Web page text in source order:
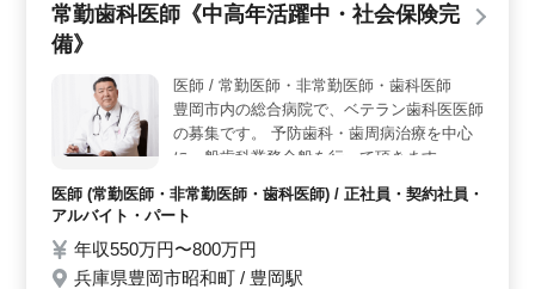
のキャリアを築くことができます。 ＜安定した働き
方＞ 週休2日制や残業が少なめで、長期の雇用が見込ま
かる負担が軽減されます。これにより、安定した働き方
が実現可能です。さらに、雇用や労災、健康、厚生など
の福利厚生も整っています。 ＜中高年の活躍推進
＞ 50代以上の方々の積極的な採用を行っており、中高
平均年齢が45.2歳と、経験豊富な方々が多く在籍してお
り、経験を共有しながら成長できる環境が整っていま
す。
常勤歯科医師《中高年活躍中・社会保険完
備》
医師 / 常勤医師・非常勤医師・歯科医師
豊岡市内の総合病院で、ベテラン歯科医医師
の募集です。 予防歯科・歯周病治療を中心
に一般歯科業務全般を行って頂きます。 週
日8時間程度勤務可能な常勤希望の方も歓迎
です。 〜業務内容〜(保険診療中心)〜 ☆歯
周病治療 ☆予防歯科 ・虫歯、歯周病検診、
唾液検査 ・セルフケア、ブラッシング指導
医師 (常勤医師・非常勤医師・歯科医師) / 正社員・契約社員・
アルバイト・パート
年収550万円〜800万円
兵庫県豊岡市昭和町 / 豊岡駅